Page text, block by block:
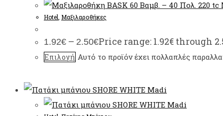
Hotel Μαξιλαροθήκες
1.92€ – 2.50€Price range: 1.92€ through
Επιλογή Αυτό το προϊόν έχει πολλαπλές